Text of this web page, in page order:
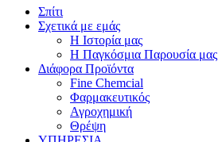
Σπίτι
Σχετικά με εμάς
Η Ιστορία μας
Η Παγκόσμια Παρουσία μας
Διάφορα Προϊόντα
Fine Chemcial
Φαρμακευτικός
Αγροχημική
Θρέψη